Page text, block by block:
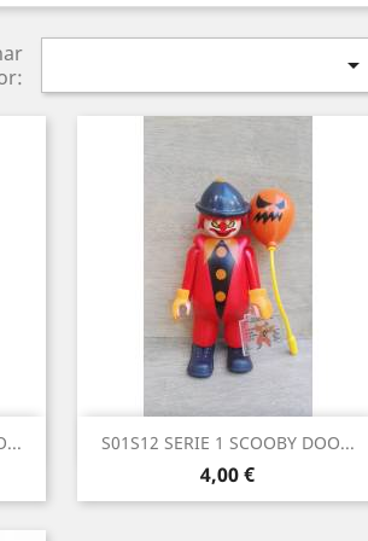

S01S12 SERIE 1 SCOOBY DOO...
Precio
4,00 €
Vista rápida